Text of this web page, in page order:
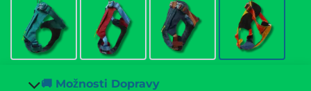
🚚 Možnosti Dopravy